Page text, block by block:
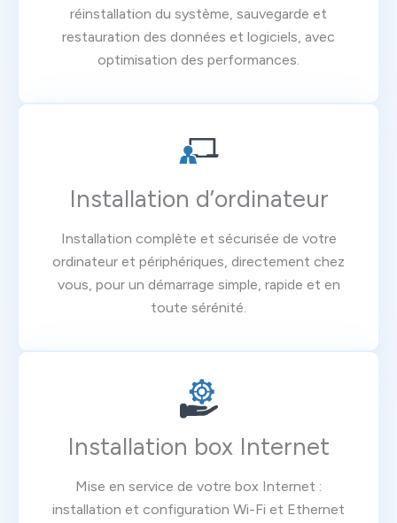
réinstallation du système, sauvegarde et
restauration des données et logiciels, avec
optimisation des performances.
Installation d’ordinateur
Installation complète et sécurisée de votre
ordinateur et périphériques, directement chez
vous, pour un démarrage simple, rapide et en
toute sérénité.
Installation box Internet
Mise en service de votre box Internet :
installation et configuration Wi-Fi et Ethernet